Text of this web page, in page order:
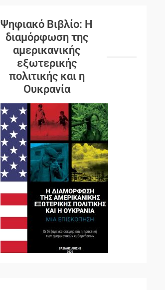
Ψηφιακό Βιβλίο: Η
διαμόρφωση της
αμερικανικής
εξωτερικής
πολιτικής και η
Ουκρανία